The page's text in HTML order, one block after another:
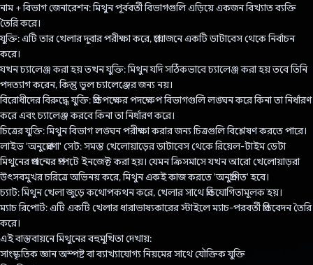
নাম + বিভাগ জেনারেশন: মিথুন পূর্ববর্তী বিভাগগুলি এড়িয়ে একজন বিখ্যাত ব্যক্তি
তৈরি করে।
যুক্তি: এটি তার খেলার দুবার পরীক্ষা করে, প্রয়োজনে একটি ডাটাবেস থেকে নির্বাচন
করে।
যখন চ্যালেঞ্জ করা হয় তখন যুক্তি: মিথুন যদি সঠিকভাবে চ্যালেঞ্জ করা হয় তবে তিনি
পদত্যাগ করেন, কিন্তু ভুল চ্যালেঞ্জের জন্য নয়।
বিরোধীদের বিরুদ্ধে যুক্তি: প্রতিপক্ষের পদক্ষেপ বিভাগগুলি লঙ্ঘন করে কিনা তা নির্ধারণ
করে এবং চ্যালেঞ্জ করবে কিনা তা নির্ধারণ করে।
চিত্রের যুক্তি: মিথুন বিভাগ লঙ্ঘন পরীক্ষা করার জন্য চিত্রগুলি বিশ্লেষণ করতে পারে।
লাইভ 'অনুপ্রেরণা' সেট: সমস্ত খেলোয়াড়ের ডাটাবেস থেকে রিয়েল-টাইম ডেটা
মিথুনের প্রজন্মের প্রম্পটে ইনজেক্ট করা হয়। যেমন ক্রিসমাসে যখন আরো খেলোয়াড়রা
উৎসবমুখর চরিত্রে অভিনয় করে, মিথুন একই কাজ করতে 'অনুপ্রাণিত' হবে।
চ্যাট: মিথুন খেলা জুড়ে কথোপকথন করে, খেলার সাথে প্রতিযোগিতামূলক হয়।
ম্যাচ রিপোর্ট: এটি একটি খেলার ধারাভাষ্যকারের স্টাইলে ম্যাচ-পরবর্তী প্রতিবেদন তৈরি
করে।
এই বাস্তবায়নে মিথুনের বহুমুখিতা দেখায়:
সাংস্কৃতিক জ্ঞান অস্পষ্ট বা ব্যাখ্যাযোগ্য নিয়মের সাথে যৌক্তিক যুক্তি